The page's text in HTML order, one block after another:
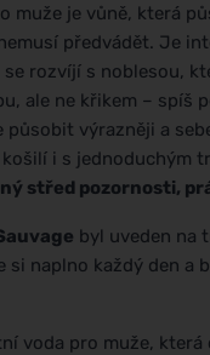
muže je vůně, která
předvádět. Je
rozvíjí s noblesou,
ale ne křikem – spíš
výrazněji a
i s jednoduchým
střed pozornosti,
byl uveden na
naplno každý den a
voda pro muže,